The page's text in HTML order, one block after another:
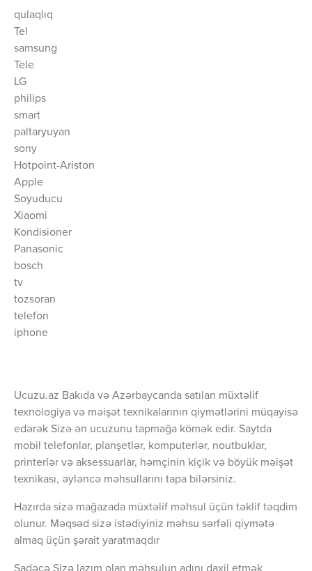
qulaqlıq
Tel
samsung
Tele
LG
philips
smart
paltaryuyan
sony
Hotpoint-Ariston
Apple
Soyuducu
Xiaomi
Kondisioner
Panasonic
bosch
tv
tozsoran
telefon
iphone
Ucuzu.az Bakıda və Azərbaycanda satılan müxtəlif
texnologiya və məişət texnikalarının qiymətlərini müqayisə
edərək Sizə ən ucuzunu tapmağa kömək edir. Saytda
mobil telefonlar, planşetlər, komputerlər, noutbuklar,
printerlər və aksessuarlar, həmçinin kiçik və böyük məişət
texnikası, əyləncə məhsullarını tapa bilərsiniz.
Hazırda sizə mağazada müxtəlif məhsul üçün təklif təqdim
olunur. Məqsəd sizə istədiyiniz məhsu sərfəli qiymətə
almaq üçün şərait yaratmaqdır